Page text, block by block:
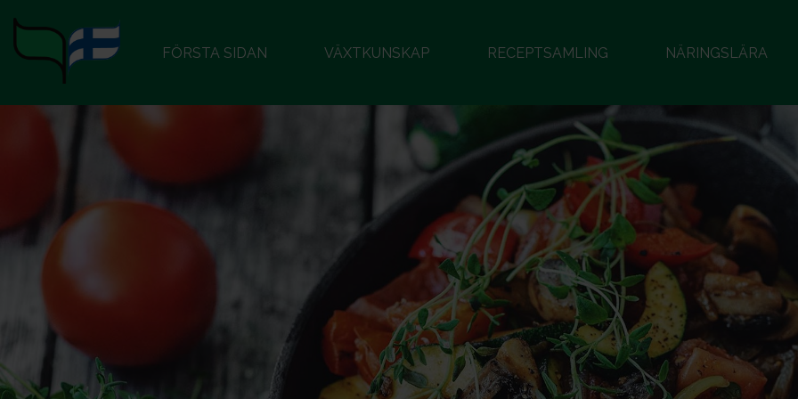
FÖRSTA SIDAN VÄXTKUNSKAP RECEPTSAMLING NÄRINGSLÄRA